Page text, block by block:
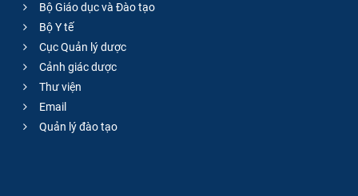
Bộ Giáo dục và Đào tạo
Bộ Y tế
Cục Quản lý dược
Cảnh giác dược
Thư viện
Email
Quản lý đào tạo